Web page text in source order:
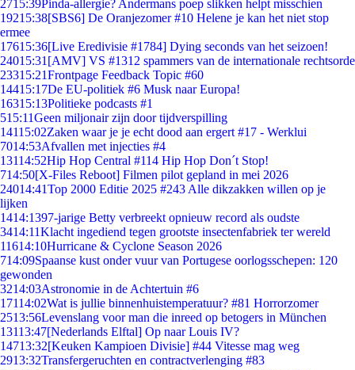
2715:39Pinda-allergie? Andermans poep slikken helpt misschien
19215:38[SBS6] De Oranjezomer #10 Helene je kan het niet stop
ermee
17615:36[Live Eredivisie #1784] Dying seconds van het seizoen!
24015:31 [AMV] VS #1312 spammers van de internationale rechtsorde
23315:21Frontpage Feedback Topic #60
14415:17De EU-politiek #6 Musk naar Europa!
16315:13Politieke podcasts #1
515:11Geen miljonair zijn door tijdverspilling
14115:02Zaken waar je je echt dood aan ergert #17 - Werklui
7014:53Afvallen met injecties #4
13114:52Hip Hop Central #114 Hip Hop Don´t Stop!
714:50[X-Files Reboot] Filmen pilot gepland in mei 2026
24014:41Top 2000 Editie 2025 #243 Alle dikzakken willen op je
lijken
1414:1397-jarige Betty verbreekt opnieuw record als oudste
3414:11Klacht ingediend tegen grootste insectenfabriek ter wereld
11614:10Hurricane & Cyclone Season 2026
714:09Spaanse kust onder vuur van Portugese oorlogsschepen: 120
gewonden
3214:03Astronomie in de Achtertuin #6
17114:02Wat is jullie binnenhuistemperatuur? #81 Horrorzomer
2513:56Levenslang voor man die inreed op betogers in München
13113:47[Nederlands Elftal] Op naar Louis IV?
14713:32[Keuken Kampioen Divisie] #44 Vitesse mag weg
2913:32Transfergeruchten en contractverlenging #83